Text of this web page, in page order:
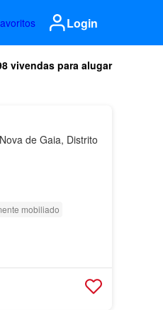
Login
vivendas para alugar
de Gaia, Distrito
mobiliado